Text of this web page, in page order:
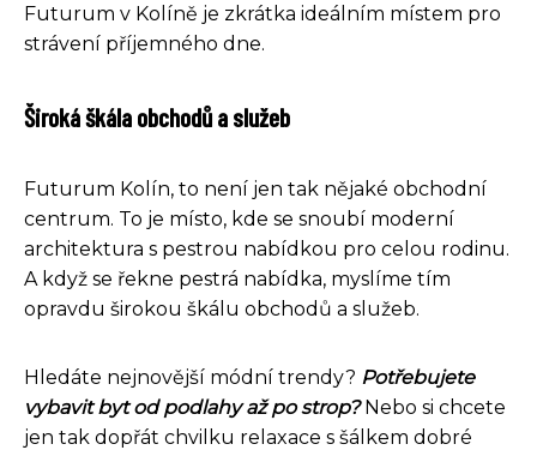
Futurum v Kolíně je zkrátka ideálním místem pro
strávení příjemného dne.
Široká škála obchodů a služeb
Futurum Kolín, to není jen tak nějaké obchodní
centrum. To je místo, kde se snoubí moderní
architektura s pestrou nabídkou pro celou rodinu.
A když se řekne pestrá nabídka, myslíme tím
opravdu širokou škálu obchodů a služeb.
Hledáte nejnovější módní trendy? Potřebujete
vybavit byt od podlahy až po strop?Nebo si chcete
jen tak dopřát chvilku relaxace s šálkem dobré